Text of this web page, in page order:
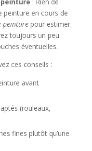
peinture en cours de
peinturepour estimer
toujours un peu
éventuelles.
ces conseils :
avant
(rouleaux,
fines plutôt qu’une